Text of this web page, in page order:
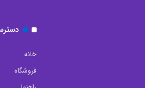
خانه
فروشگاه